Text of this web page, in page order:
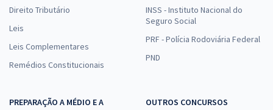
Direito Tributário
Leis
Leis Complementares
Remédios Constitucionais
INSS - Instituto Nacional do
Seguro Social
PRF - Polícia Rodoviária Federal
PND
PREPARAÇÃO A MÉDIO E A
OUTROS CONCURSOS